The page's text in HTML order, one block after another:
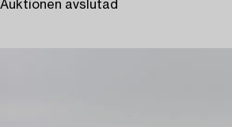
Auktionen avslutad